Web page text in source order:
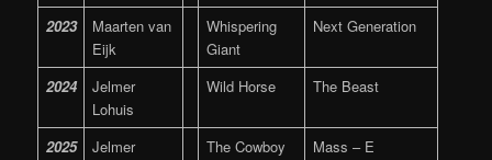
2023
Maarten van
Eijk
Whispering
Giant
Next Generation
2024
Jelmer
Lohuis
Wild Horse The Beast
2025
Jelmer
The Cowboy Mass – E